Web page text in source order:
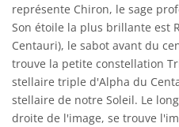
représente Chiron, le sage
Son étoile la plus brillante est
Centauri), le sabot avant du
trouve la petite constellation
stellaire triple d'Alpha du
stellaire de notre Soleil. Le
droite de l'image, se trouve